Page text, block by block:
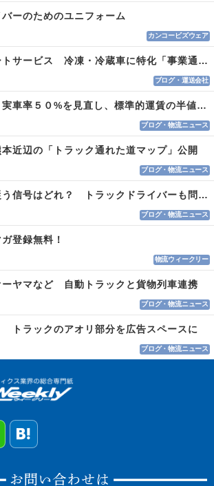
ーのためのユニフォーム
カンコービズウェア
ヘイワオートサービス 冷凍・冷蔵車に特化「事業通じ貢献目指す」
ブログ・運送会社
適正原価 実車率５０%を見直し、標準的運賃の半値の恐れも
ブログ・物流ニュース
近辺の「トラック通れた道マップ」公開
ブログ・物流ニュース
自転車が従う信号はどれ？ トラックドライバーも問われる認識
ブログ・物流ニュース
登録無料！
物流ウィークリー
ーヤマなど 自動トラックと貨物列車連携
ブログ・物流ニュース
トラックのアオリ部分を広告スペースに
ブログ・物流ニュース